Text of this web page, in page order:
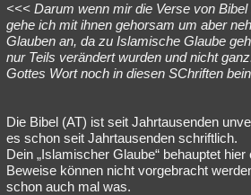
<<< Darum wenn mir die Verse von
gehe ich mit ihnen gehorsam um aber
Glauben an, da zu Islamische Glaube
nur Teils verändert wurden und nicht
Gottes Wort noch in diesen SChriften
Die Bibel (AT) ist seit Jahrtausenden
es schon seit Jahrtausenden schriftlich.
Dein „Islamischer Glaube“ behauptet
Beweise können nicht vorgebracht
schon auch mal was.